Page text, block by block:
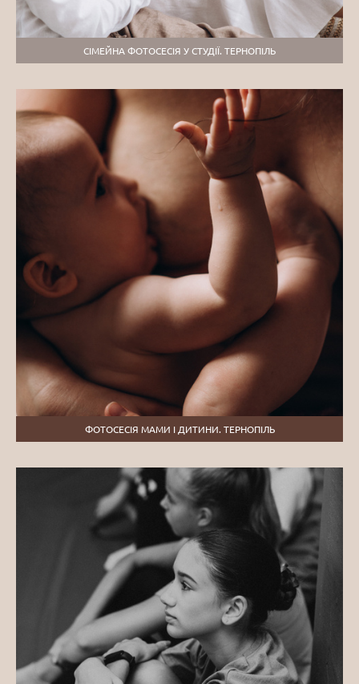
СІМЕЙНА ФОТОСЕСІЯ У СТУДІЇ. ТЕРНОПІЛЬ
ФОТОСЕСІЯ МАМИ І ДИТИНИ. ТЕРНОПІЛЬ